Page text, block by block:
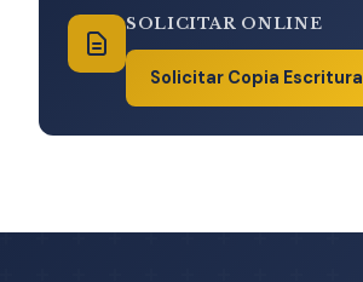
SOLICITAR ONLINE
Solicitar Copia Escritura